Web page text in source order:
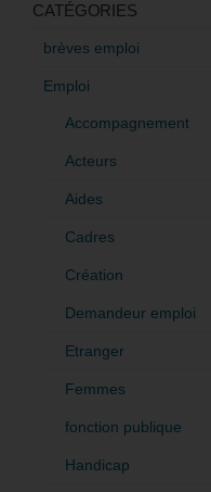
CATÉGORIES
brèves emploi
Emploi
Accompagnement
Acteurs
Aides
Cadres
Création
Demandeur emploi
Etranger
Femmes
fonction publique
Handicap